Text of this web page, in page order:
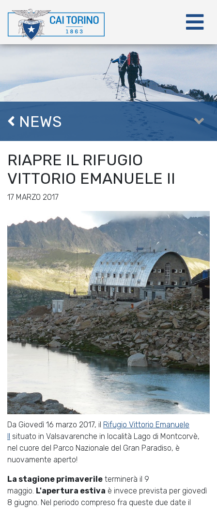
NEWS
RIAPRE IL RIFUGIO
VITTORIO EMANUELE II
17 MARZO 2017
Da Giovedì 16 marzo 2017, il Rifugio Vittorio Emanuele
II situato in Valsavarenche in località Lago di Montcorvè,
nel cuore del Parco Nazionale del Gran Paradiso, è
nuovamente aperto!
La stagione primaverile terminerà il 9
maggio. L'apertura estiva è invece prevista per giovedì
8 giugno. Nel periodo compreso fra queste due date il